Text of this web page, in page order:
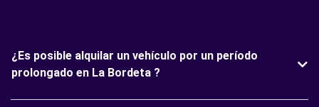
¿Es posible alquilar un vehículo por un período
prolongado en La Bordeta ?